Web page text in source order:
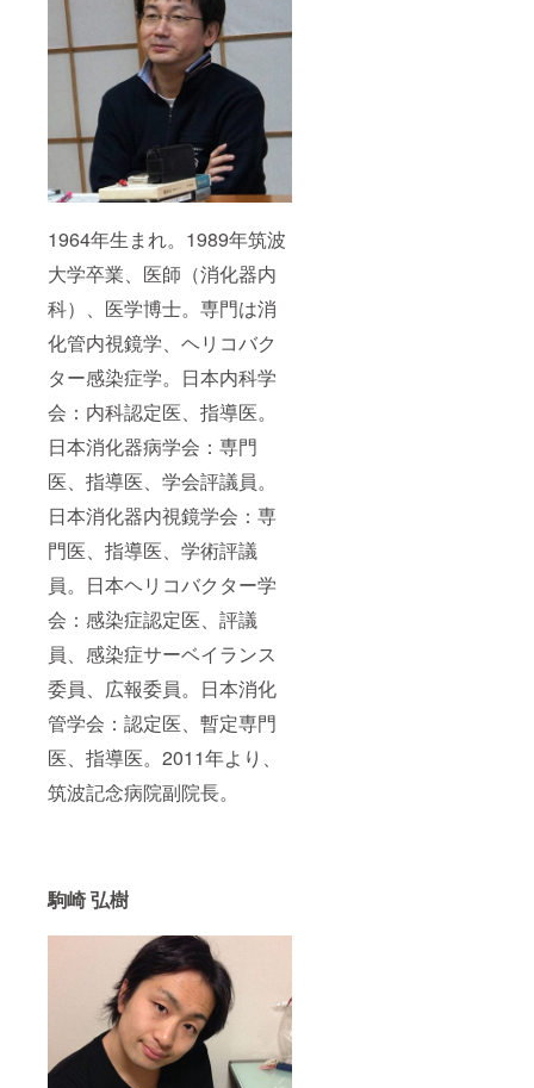
1964年生まれ。1989年筑波
大学卒業、医師（消化器内
科）、医学博士。専門は消
化管内視鏡学、ヘリコバク
ター感染症学。日本内科学
会：内科認定医、指導医。
日本消化器病学会：専門
医、指導医、学会評議員。
日本消化器内視鏡学会：専
門医、指導医、学術評議
員。日本ヘリコバクター学
会：感染症認定医、評議
員、感染症サーベイランス
委員、広報委員。日本消化
管学会：認定医、暫定専門
医、指導医。2011年より、
筑波記念病院副院長。
駒崎 弘樹